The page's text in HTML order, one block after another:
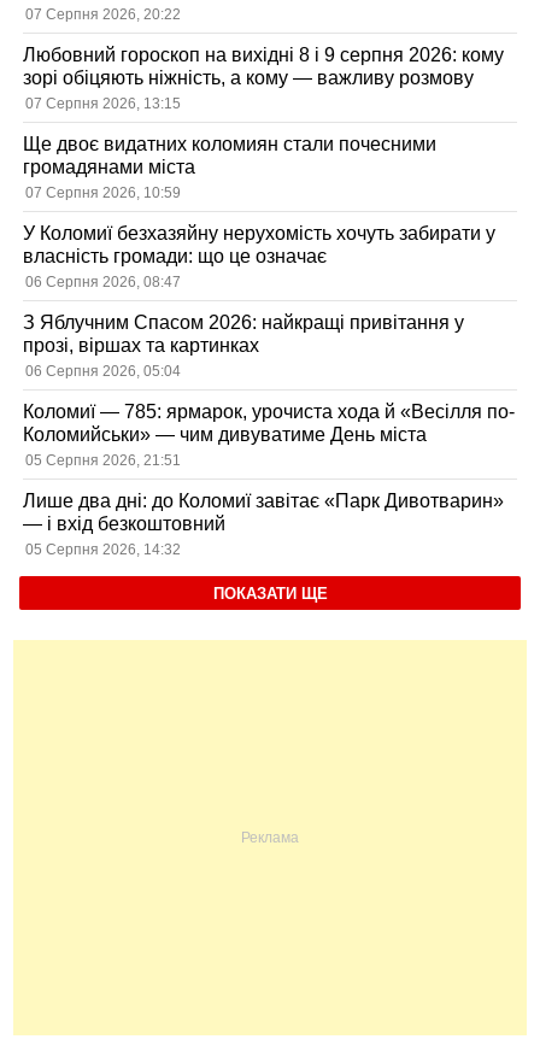
07 Серпня 2026, 20:22
Любовний гороскоп на вихідні 8 і 9 серпня 2026: кому
зорі обіцяють ніжність, а кому — важливу розмову
07 Серпня 2026, 13:15
Ще двоє видатних коломиян стали почесними
громадянами міста
07 Серпня 2026, 10:59
У Коломиї безхазяйну нерухомість хочуть забирати у
власність громади: що це означає
06 Серпня 2026, 08:47
З Яблучним Спасом 2026: найкращі привітання у
прозі, віршах та картинках
06 Серпня 2026, 05:04
Коломиї — 785: ярмарок, урочиста хода й «Весілля по-
Коломийськи» — чим дивуватиме День міста
05 Серпня 2026, 21:51
Лише два дні: до Коломиї завітає «Парк Дивотварин»
— і вхід безкоштовний
05 Серпня 2026, 14:32
ПОКАЗАТИ ЩЕ